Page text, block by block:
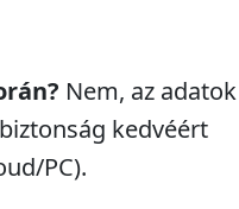
Nem, az adatok
kedvéért
PC).